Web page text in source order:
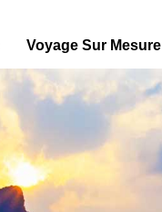
Voyage Sur Mesure